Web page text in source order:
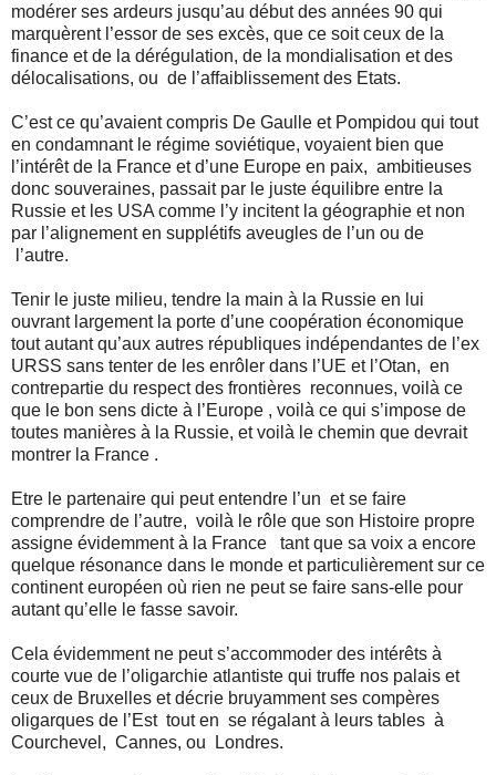
modérer ses ardeurs jusqu’au début des années 90 qui
marquèrent l’essor de ses excès, que ce soit ceux de la
finance et de la dérégulation, de la mondialisation et des
délocalisations, ou de l’affaiblissement des Etats.
C’est ce qu’avaient compris De Gaulle et Pompidou qui tout
en condamnant le régime soviétique, voyaient bien que
l’intérêt de la France et d’une Europe en paix, ambitieuses
donc souveraines, passait par le juste équilibre entre la
Russie et les USA comme l’y incitent la géographie et non
par l’alignement en supplétifs aveugles de l’un ou de
l’autre.
Tenir le juste milieu, tendre la main à la Russie en lui
ouvrant largement la porte d’une coopération économique
tout autant qu’aux autres républiques indépendantes de l’ex
URSS sans tenter de les enrôler dans l’UE et l’Otan, en
contrepartie du respect des frontières reconnues, voilà ce
que le bon sens dicte à l’Europe , voilà ce qui s’impose de
toutes manières à la Russie, et voilà le chemin que devrait
montrer la France .
Etre le partenaire qui peut entendre l’un et se faire
comprendre de l’autre, voilà le rôle que son Histoire propre
assigne évidemment à la France
tant que sa voix a encore
quelque résonance dans le monde et particulièrement sur ce
continent européen où rien ne peut se faire sans-elle pour
autant qu’elle le fasse savoir.
Cela évidemment ne peut s’accommoder des intérêts à
courte vue de l’oligarchie atlantiste qui truffe nos palais et
ceux de Bruxelles et décrie bruyamment ses compères
oligarques de l’Est tout en se régalant à leurs tables à
Courchevel, Cannes, ou Londres.